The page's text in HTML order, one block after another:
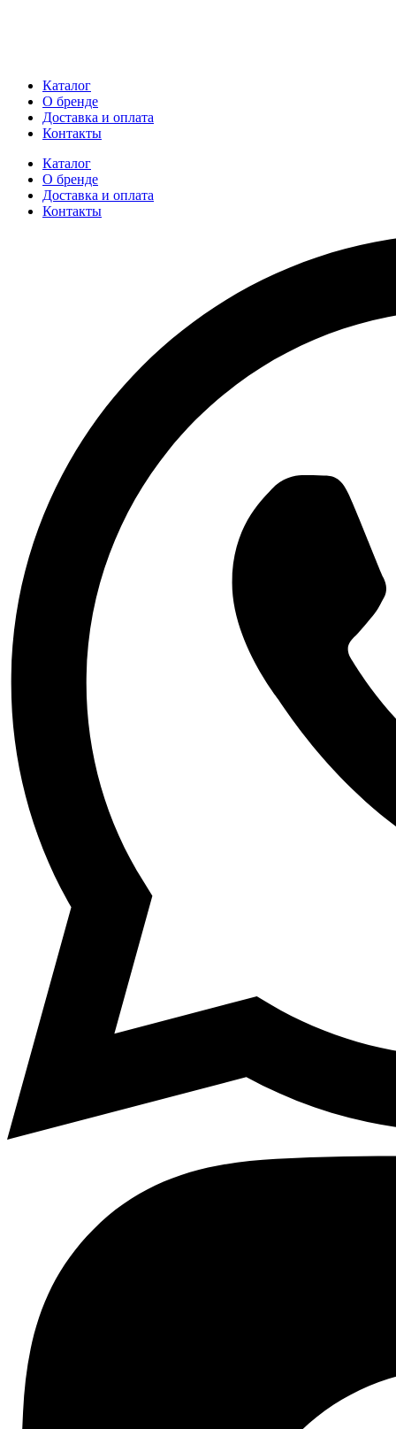
Каталог
О бренде
Доставка и оплата
Контакты
Каталог
О бренде
Доставка и оплата
Контакты